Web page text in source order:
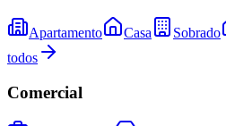
Apartamento Casa Sobrado
todos
Comercial